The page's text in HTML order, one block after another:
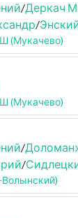
/Деркач
/
(Мукачево)
(Мукачево)
/
/